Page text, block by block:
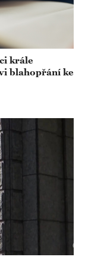
krále
blahopřání ke